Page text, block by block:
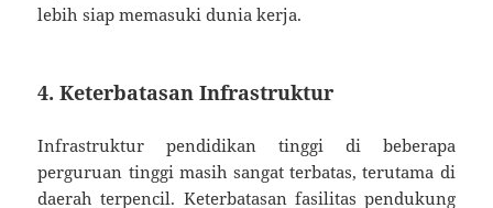
lebih siap memasuki dunia kerja.
4. Keterbatasan Infrastruktur
Infrastruktur pendidikan tinggi di beberapa
perguruan tinggi masih sangat terbatas, terutama di
daerah terpencil. Keterbatasan fasilitas pendukung